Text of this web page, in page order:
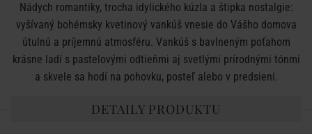
Nádych romantiky, trocha idylického kúzla a štipka nostalgie:
vyšívaný bohémsky kvetinový vankúš vnesie do Vášho domova
útulnú a príjemnú atmosféru. Vankúš s bavlneným poťahom
krásne ladí s pastelovými odtieňmi aj svetlými prírodnými tónmi
a skvele sa hodí na pohovku, posteľ alebo v predsieni.
DETAILY PRODUKTU